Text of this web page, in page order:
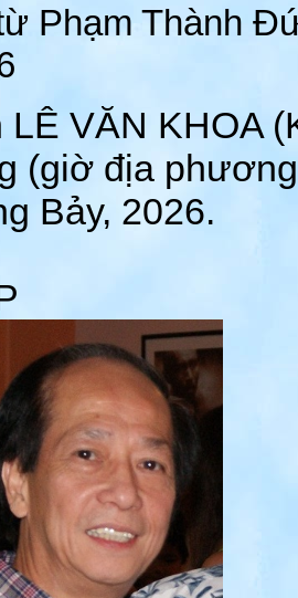
Phạm Thành
LÊ VĂN KHOA
(giờ địa
Bảy, 2026.